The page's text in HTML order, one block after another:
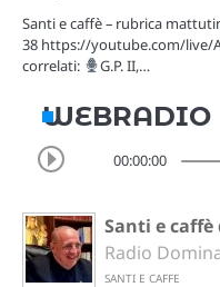
Santi e caffè – rubrica
38 https://youtube.com/live/
correlati:
G.P. II,…
WEBRADIO
00:00:00
Santi e caffè
Radio
SANTI E CAFFE